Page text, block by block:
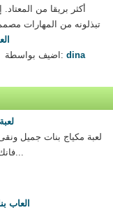
أكثر بريقا من
تبذلونه من المهارات
اضيف بواسطة:dina
لعبة مكياج بنات جميل
فانك تشعر بانها فتاة ملائكي...
العاب